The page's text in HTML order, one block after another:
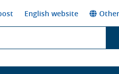
English website